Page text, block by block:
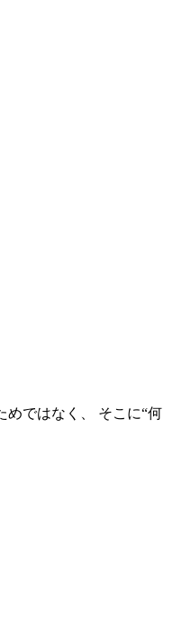
めではなく、 そこに“何